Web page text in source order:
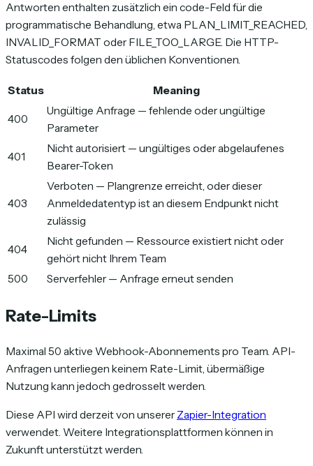
Antworten enthalten zusätzlich ein code-Feld für die
programmatische Behandlung, etwa PLAN_LIMIT_REACHED,
INVALID_FORMAT oder FILE_TOO_LARGE. Die HTTP-
Statuscodes folgen den üblichen Konventionen.
Status Meaning
400
Ungültige Anfrage — fehlende oder ungültige
Parameter
401
Nicht autorisiert — ungültiges oder abgelaufenes
Bearer-Token
403
Verboten — Plangrenze erreicht, oder dieser
Anmeldedatentyp ist an diesem Endpunkt nicht
zulässig
404
Nicht gefunden — Ressource existiert nicht oder
gehört nicht Ihrem Team
500
Serverfehler — Anfrage erneut senden
Rate-Limits
Maximal 50 aktive Webhook-Abonnements pro Team. API-
Anfragen unterliegen keinem Rate-Limit, übermäßige
Nutzung kann jedoch gedrosselt werden.
Diese API wird derzeit von unserer Zapier-Integration
verwendet. Weitere Integrationsplattformen können in
Zukunft unterstützt werden.